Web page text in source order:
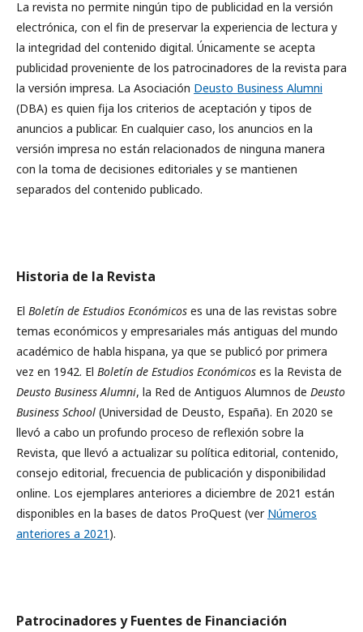
La revista no permite ningún tipo de publicidad en la versión
electrónica, con el fin de preservar la experiencia de lectura y
la integridad del contenido digital. Únicamente se acepta
publicidad proveniente de los patrocinadores de la revista para
la versión impresa. La Asociación Deusto Business Alumni
(DBA) es quien fija los criterios de aceptación y tipos de
anuncios a publicar. En cualquier caso, los anuncios en la
versión impresa no están relacionados de ninguna manera
con la toma de decisiones editoriales y se mantienen
separados del contenido publicado.
Historia de la Revista
El Boletín de Estudios Económicos es una de las revistas sobre
temas económicos y empresariales más antiguas del mundo
académico de habla hispana, ya que se publicó por primera
vez en 1942. El Boletín de Estudios Económicos es la Revista de
Deusto Business Alumni, la Red de Antiguos Alumnos de Deusto
Business School (Universidad de Deusto, España). En 2020 se
llevó a cabo un profundo proceso de reflexión sobre la
Revista, que llevó a actualizar su política editorial, contenido,
consejo editorial, frecuencia de publicación y disponibilidad
online. Los ejemplares anteriores a diciembre de 2021 están
disponibles en la bases de datos ProQuest (ver Números
anteriores a 2021 ).
Patrocinadores y Fuentes de Financiación